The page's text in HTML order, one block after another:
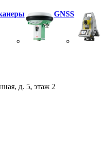
д. 5, этаж 2
GNSS